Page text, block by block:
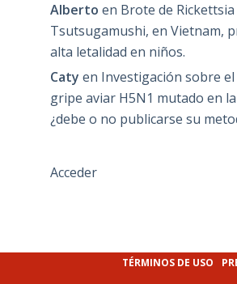
Alberto en Brote de Rickettsia
Tsutsugamushi, en Vietnam,
alta letalidad en niños.
Caty en Investigación sobre
gripe aviar H5N1 mutado en
¿debe o no publicarse su
Acceder
TÉRMINOS DE USO